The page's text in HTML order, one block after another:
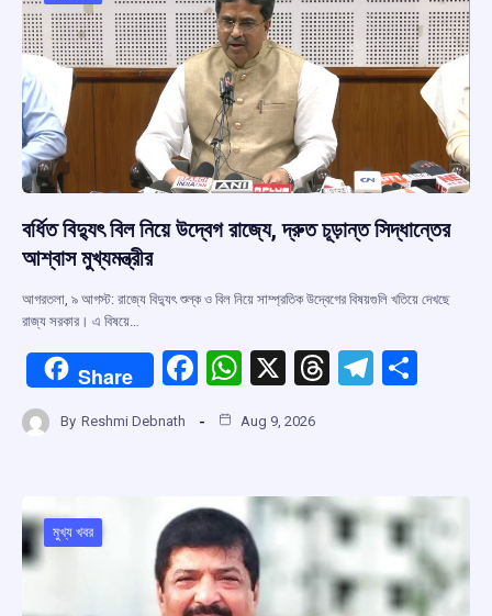
বর্ধিত বিদ্যুৎ বিল নিয়ে উদ্বেগ রাজ্যে, দ্রুত চূড়ান্ত সিদ্ধান্তের
আশ্বাস মুখ্যমন্ত্রীর
আগরতলা, ৯ আগস্ট: রাজ্যে বিদ্যুৎ শুল্ক ও বিল নিয়ে সাম্প্রতিক উদ্বেগের বিষয়গুলি খতিয়ে দেখছে
রাজ্য সরকার। এ বিষয়ে…
Share
F
ce
o
o
k
W
at
A
p
p
X
T
d
s
T
a
m
By Reshmi Debnath Aug 9, 2026
মুখ্য খবর